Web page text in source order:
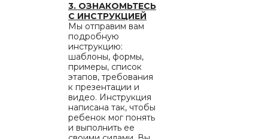
3. ОЗНАКОМЬТЕСЬ
С ИНСТРУКЦИЕЙ
Мы отправим вам
подробную
инструкцию:
шаблоны, формы,
примеры, список
этапов, требования
к презентации и
видео. Инструкция
написана так, чтобы
ребенок мог понять
и выполнить ее